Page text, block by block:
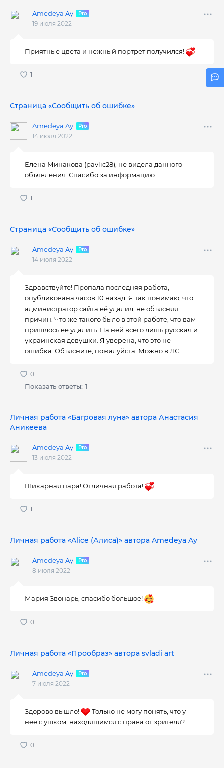
Amedeya Ay
19 июля 2022
Приятные цвета и нежный портрет получился!
Страница «Сообщить об ошибке»
Amedeya Ay
14 июля 2022
Елена Минакова (pavlic28), не видела данного
объявления. Спасибо за информацию.
Страница «Сообщить об ошибке»
Amedeya Ay
14 июля 2022
Здравствуйте! Пропала последняя работа,
опубликована часов 10 назад. Я так понимаю, что
администратор сайта её удалил, не объясняя
причин. Что же такого было в этой работе, что вам
пришлось её удалить. На ней всего лишь русская и
украинская девушки. Я уверена, что это не
ошибка. Объясните, пожалуйста. Можно в ЛС.
Показать ответы: 1
Личная работа «Багровая луна» автора Анастасия
Аникеева
Amedeya Ay
13 июля 2022
Шикарная пара! Отличная работа!
Личная работа «Alice (Алиса)» автора Amedeya Ay
Amedeya Ay
8 июля 2022
Мария Звонарь, спасибо большое!
Личная работа «Прообраз» автора svladi art
Amedeya Ay
7 июля 2022
Здорово вышло!
Только не могу понять, что у
нее с ушком, находящимся с права от зрителя?